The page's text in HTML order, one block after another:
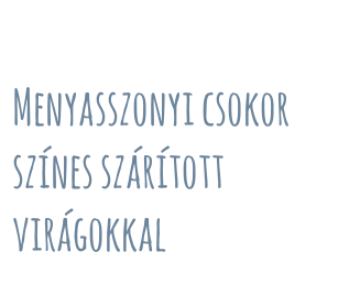
Menyasszonyi csokor
színes szárított
virágokkal